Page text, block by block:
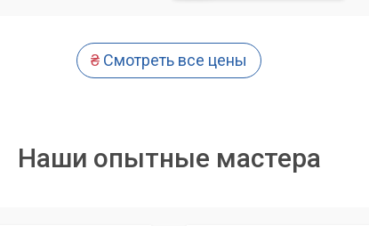
₴ Смотреть все цены
Наши опытные мастера